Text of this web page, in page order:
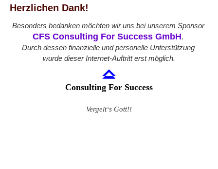
Herzlichen Dank!
Besonders bedanken möchten wir uns bei unserem Sponsor
CFS Consulting For Success GmbH.
Durch dessen finanzielle und personelle Unterstützung
wurde dieser Internet-Auftritt erst möglich.
Consulting For Success
Vergelt‘s Gott!!